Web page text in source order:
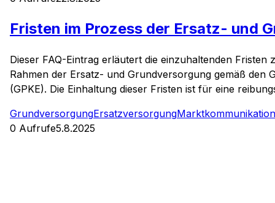
Fristen im Prozess der Ersatz- und
Dieser FAQ-Eintrag erläutert die einzuhaltenden
Rahmen der Ersatz- und Grundversorgung gemäß den
(GPKE). Die Einhaltung dieser Fristen ist für eine
GrundversorgungErsatzversorgungMarktkommunikation
0 Aufrufe5.8.2025